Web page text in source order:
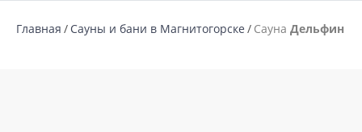
Главная Сауны и бани в Магнитогорске Сауна Дельфин